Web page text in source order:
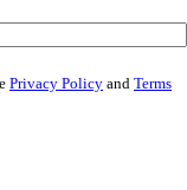
Privacy Policy and Terms